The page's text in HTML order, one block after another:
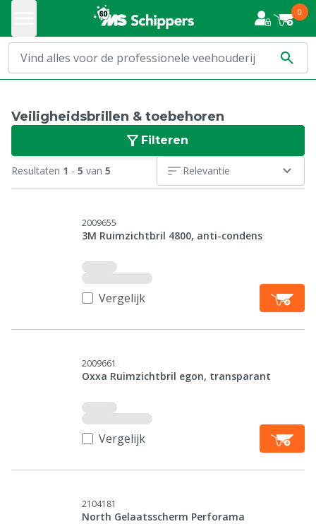
0
Veiligheidsbrillen & toebehoren
Filteren
Resultaten 1 - 5 van 5 Relevantie
2009655
3M Ruimzichtbril 4800, anti-condens
Vergelijk
2009661
Oxxa Ruimzichtbril egon, transparant
Vergelijk
2104181
North Gelaatsscherm Perforama